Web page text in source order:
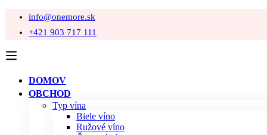
info@onemore.sk
+421 903 717 111
DOMOV
OBCHOD
Typ vína
Biele víno
Ružové víno